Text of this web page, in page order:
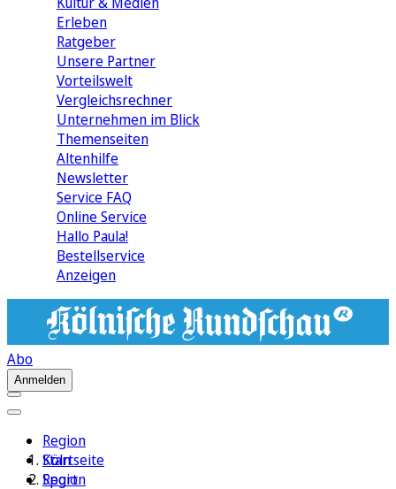
Erleben
Ratgeber
Unsere Partner
Vorteilswelt
Vergleichsrechner
Unternehmen im Blick
Themenseiten
Altenhilfe
Newsletter
Service FAQ
Online Service
Hallo Paula!
Bestellservice
Anzeigen
Abo
Anmelden
Region
Köln
Sport
Startseite
Region